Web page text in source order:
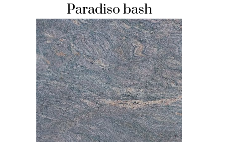
HOCHSTEINE
KOLUMBARIEN
BREITSTEINE
LIEGESTEINE
URNENANLAGEN
LEUCHTGRABMALE
ACCESSOIRES
Paradiso bash